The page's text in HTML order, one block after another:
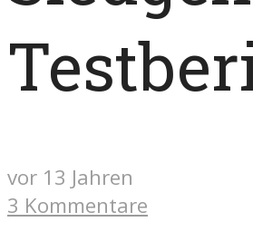
vor 13 Jahren
3 Kommentare